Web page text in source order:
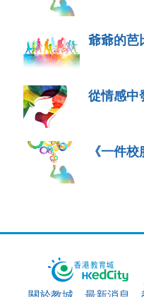
爺爺的芭
從情感中
《一件校